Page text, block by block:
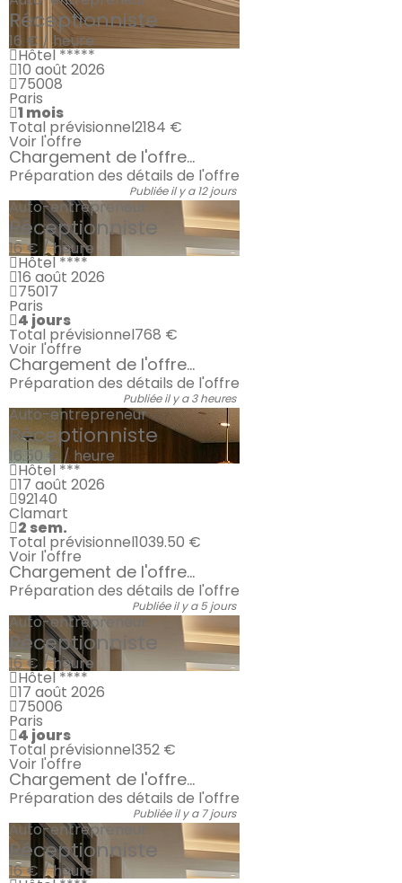
Réceptionniste
16 € / heure
Hôtel *****
10 août 2026
75008
Paris
1 mois
Total prévisionnel2184 €
Voir l'offre
Chargement de l'offre...
Préparation des détails de l'offre
Publiée il y a 12 jours
Auto-entrepreneur
Réceptionniste
16 € / heure
Hôtel ****
16 août 2026
75017
Paris
4 jours
Total prévisionnel768 €
Voir l'offre
Chargement de l'offre...
Préparation des détails de l'offre
Publiée il y a 3 heures
Auto-entrepreneur
Réceptionniste
16.50 € / heure
Hôtel ***
17 août 2026
92140
Clamart
2 sem.
Total prévisionnel1039.50 €
Voir l'offre
Chargement de l'offre...
Préparation des détails de l'offre
Publiée il y a 5 jours
Auto-entrepreneur
Réceptionniste
16 € / heure
Hôtel ****
17 août 2026
75006
Paris
4 jours
Total prévisionnel352 €
Voir l'offre
Chargement de l'offre...
Préparation des détails de l'offre
Publiée il y a 7 jours
Auto-entrepreneur
Réceptionniste
16 € / heure